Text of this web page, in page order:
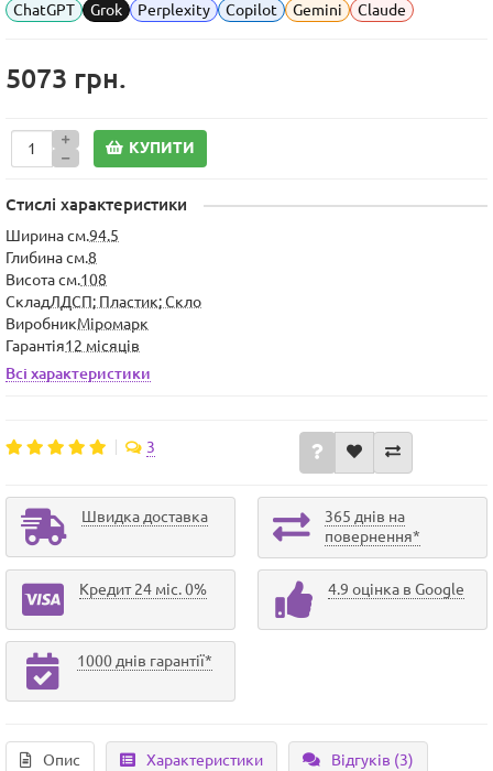
ChatGPT
Grok Perplexity Copilot Gemini Claude
5073 грн.
КУПИТИ
Стислі характеристики
Ширина см.94.5
Глибина см.8
Висота см.108
СкладЛДСП; Пластик; Скло
ВиробникМіромарк
Гарантія12 місяців
Всі характеристики
3
Швидка доставка
365 днів на
повернення*
Кредит 24 міс. 0% 4.9 оцінка в Google
1000 днів гарантії*
Опис Характеристики Відгуків (3)